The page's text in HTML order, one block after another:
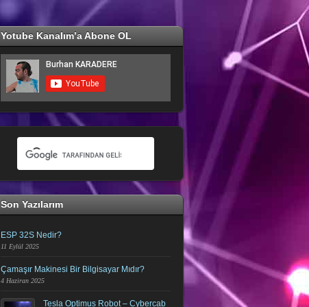
Yotube Kanalım’a Abone OL
Son Yazılarım
ESP 32S Nedir?
11 Eylül 2025
Çamaşır Makinesi Bir Bilgisayar Mıdır?
4 Haziran 2025
Tesla Optimus Robot – Cybercab